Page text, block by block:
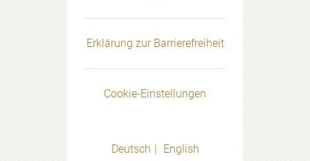
Erklärung zur Barrierefreiheit
Cookie-Einstellungen
Deutsch English